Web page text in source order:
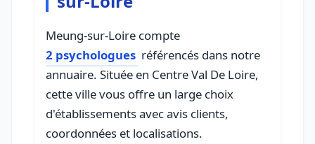
Meung-sur-Loire compte
2 psychologues référencés dans notre
annuaire. Située en Centre Val De Loire,
cette ville vous offre un large choix
d'établissements avec avis clients,
coordonnées et localisations.